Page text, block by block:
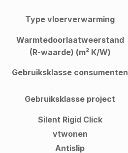
Type vloerverwarming
Warmtedoorlaatweerstand
(R-waarde) (m² K/W)
Gebruiksklasse consumenten
Gebruiksklasse project
Silent Rigid Click
vtwonen
Antislip